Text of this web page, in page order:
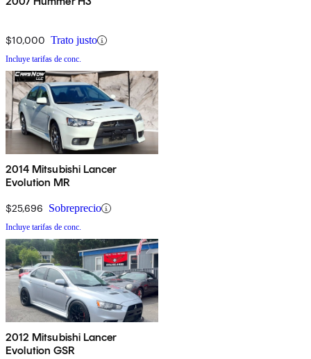
$10,000 Trato justo
Incluye tarifas de conc.
2014 Mitsubishi Lancer
Evolution MR
$25,696 Sobreprecio
Incluye tarifas de conc.
2012 Mitsubishi Lancer
Evolution GSR